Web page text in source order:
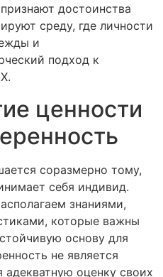
достоинства
среду, где личности
и
подход к
ценности
соразмерно тому,
себя индивид.
знаниями,
которые важны
основу для
не является
адекватную оценку своих